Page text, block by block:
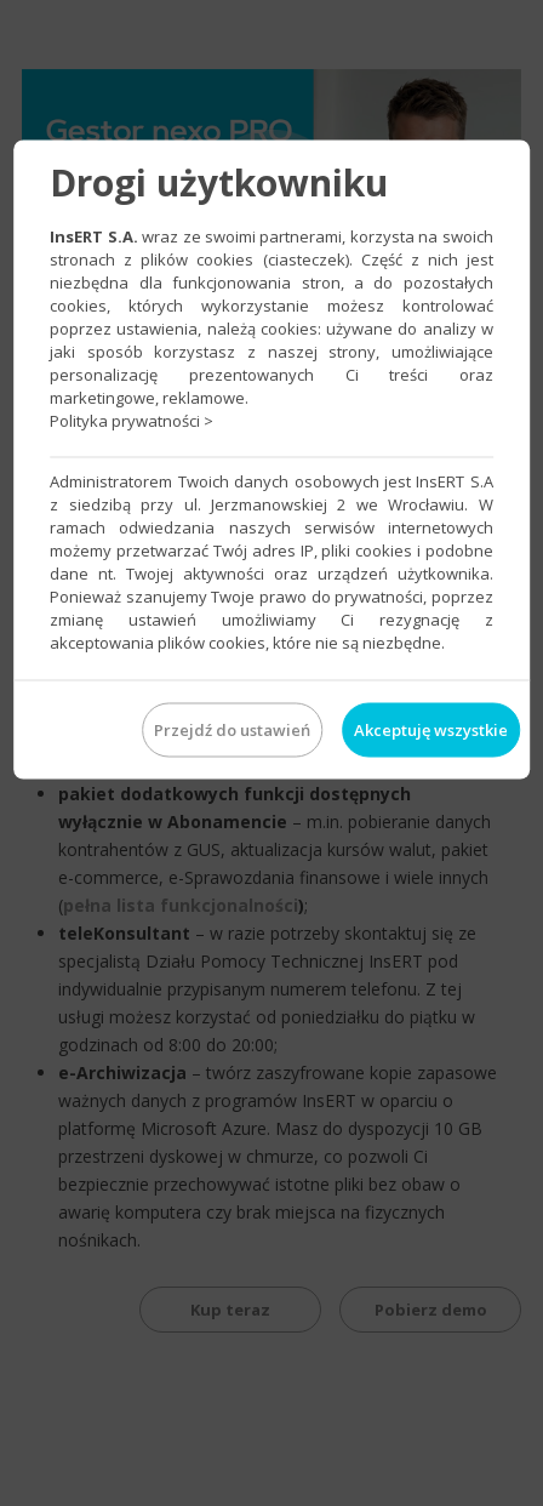
Opieka posprzedażowa InsERT
nexo
Po zakupie licencji InsERT nexo otrzymasz dostęp
bezpłatnej 3-miesięcznej opieki posprzedażowej.
Dzięki niej wdrożenie naszego oprogramowania w Twojej
firmie stanie się jeszcze łatwiejsze. Opieka posprzedażowa
Abonament– funkcja ta zapewni Ci natychmiastowy
dostęp do wszystkich aktualizacji, jakie pojawią się w
pakiet dodatkowych funkcji dostępnych
wyłącznie w Abonamencie – m.in. pobieranie danych
kontrahentów z GUS, aktualizacja kursów walut, pakiet
e-commerce, e-Sprawozdania finansowe i wiele innych
(pełna lista funkcjonalności);
teleKonsultant – w razie potrzeby skontaktuj się ze
specjalistą Działu Pomocy Technicznej InsERT pod
indywidualnie przypisanym numerem telefonu. Z tej
usługi możesz korzystać od poniedziałku do piątku w
godzinach od 8:00 do 20:00;
e-Archiwizacja – twórz zaszyfrowane kopie zapasowe
ważnych danych z programów InsERT w oparciu o
platformę Microsoft Azure. Masz do dyspozycji 10 GB
przestrzeni dyskowej w chmurze, co pozwoli Ci
bezpiecznie przechowywać istotne pliki bez obaw o
awarię komputera czy brak miejsca na fizycznych
nośnikach.
Kup teraz Pobierz demo
Drogi użytkowniku
InsERT S.A. wraz ze swoimi partnerami, korzysta na swoich
stronach z plików cookies (ciasteczek). Część z nich jest
niezbędna dla funkcjonowania stron, a do pozostałych
cookies, których wykorzystanie możesz kontrolować
poprzez ustawienia, należą cookies: używane do analizy w
jaki sposób korzystasz z naszej strony, umożliwiające
personalizację prezentowanych Ci treści oraz
marketingowe, reklamowe.
Polityka prywatności >
Administratorem Twoich danych osobowych jest InsERT S.A
z siedzibą przy ul. Jerzmanowskiej 2 we Wrocławiu. W
ramach odwiedzania naszych serwisów internetowych
możemy przetwarzać Twój adres IP, pliki cookies i podobne
dane nt. Twojej aktywności oraz urządzeń użytkownika.
Ponieważ szanujemy Twoje prawo do prywatności, poprzez
zmianę ustawień umożliwiamy Ci rezygnację z
akceptowania plików cookies, które nie są niezbędne.
Przejdź do ustawień Akceptuję wszystkie